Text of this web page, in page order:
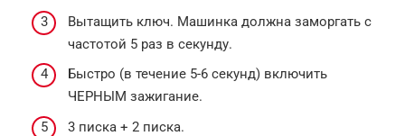
Вытащить ключ. Машинка должна заморгать с
частотой 5 раз в секунду.
Быстро (в течение 5-6 секунд) включить
ЧЕРНЫМ зажигание.
3 писка + 2 писка.